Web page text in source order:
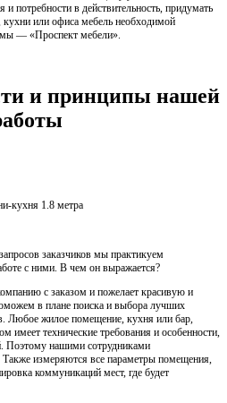
потребности в действительность, придумать
или офиса мебель необходимой
— «Проспект мебели».
и принципы нашей
заказчиков мы практикуем
с ними. В чем он выражается?
с заказом и пожелает красивую и
в плане поиска и выбора лучших
Любое жилое помещение, кухня или бар,
имеет технические требования и особенности,
Поэтому нашими сотрудниками
Также измеряются все параметры помещения,
коммуникаций мест, где будет